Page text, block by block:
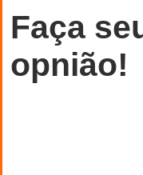
Faça
opnião!